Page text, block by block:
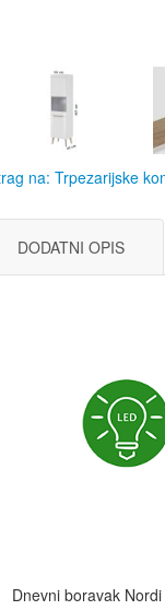
na: Trpezarijske
DODATNI OPIS
Dnevni boravak